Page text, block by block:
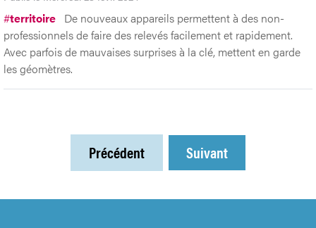
#territoire De nouveaux appareils permettent à des non-
professionnels de faire des relevés facilement et rapidement.
Avec parfois de mauvaises surprises à la clé, mettent en garde
les géomètres.
Précédent Suivant